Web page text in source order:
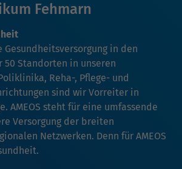
Fehmarn
Gesundheitsversorgung in den
50 Standorten in unseren
Reha-, Pflege- und
sind wir Vorreiter in
AMEOS steht für eine umfassende
Versorgung der breiten
Netzwerken. Denn für AMEOS